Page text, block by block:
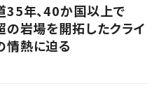
35年、40か国以上で
岩場を開拓したクライ
情熱に迫る